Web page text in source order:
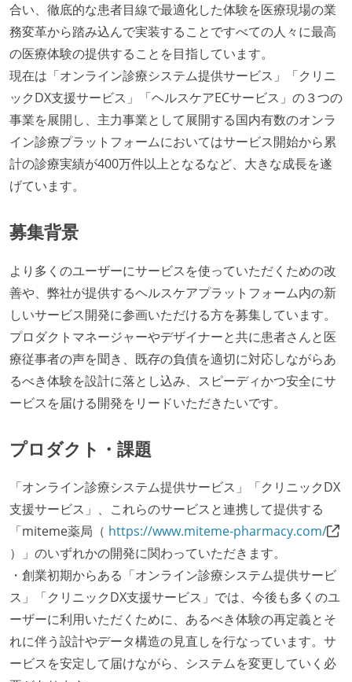
合い、徹底的な患者目線で最適化した体験を医療現場の業
務変革から踏み込んで実装することですべての人々に最高
の医療体験の提供することを目指しています。
現在は「オンライン診療システム提供サービス」「クリニ
ックDX支援サービス」「ヘルスケアECサービス」の３つの
事業を展開し、主力事業として展開する国内有数のオンラ
イン診療プラットフォームにおいてはサービス開始から累
計の診療実績が400万件以上となるなど、大きな成長を遂
げています。
募集背景
より多くのユーザーにサービスを使っていただくための改
善や、弊社が提供するヘルスケアプラットフォーム内の新
しいサービス開発に参画いただける方を募集しています。
プロダクトマネージャーやデザイナーと共に患者さんと医
療従事者の声を聞き、既存の負債を適切に対応しながらあ
るべき体験を設計に落とし込み、スピーディかつ安全にサ
ービスを届ける開発をリードいただきたいです。
プロダクト・課題
「オンライン診療システム提供サービス」「クリニックDX
支援サービス」、これらのサービスと連携して提供する
「miteme薬局（ https://www.miteme-pharmacy.com/
）」のいずれかの開発に関わっていただきます。
・創業初期からある「オンライン診療システム提供サービ
ス」「クリニックDX支援サービス」では、今後も多くのユ
ーザーに利用いただくために、あるべき体験の再定義とそ
れに伴う設計やデータ構造の見直しを行なっています。サ
ービスを安定して届けながら、システムを変更していく必